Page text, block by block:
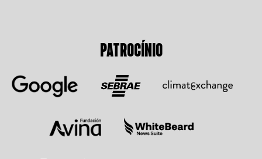
PATROCÍNIO